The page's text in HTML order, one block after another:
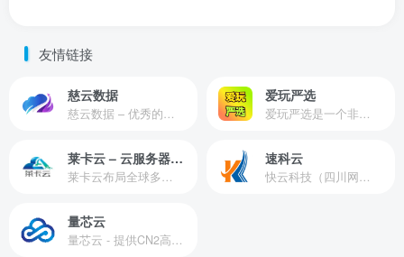
友情链接
慈云数据
慈云数据 – 优秀的云服务器服务商，提供最具有性价比的产品。慈云数据是开发者必不可少的良心云
爱玩严选
爱玩严选是一个非常有保障且性价比极高的虚拟商城，包括但不限于苹果证书、技术指导、会员充值等多种虚拟服务！
莱卡云 – 云服务器提供商
莱卡云布局全球多个地理区域。提供服务有：境外云服务器、国内云服务器、独立服务器、服务器托管、CDN、SSL证书、游戏服务器等业务。
速科云
快云科技（四川网联快云科技有限公司）成立于2021年，主营互联网业务平台服务提供商。公司专注为用户提供低价高性能云计算产品，致力于云计算应用的易用性开发，并引导云计算在国内普及
量芯云
量芯云 - 提供CN2高速香港美国云服务器&专业高防服务器租用等云服务器供应商